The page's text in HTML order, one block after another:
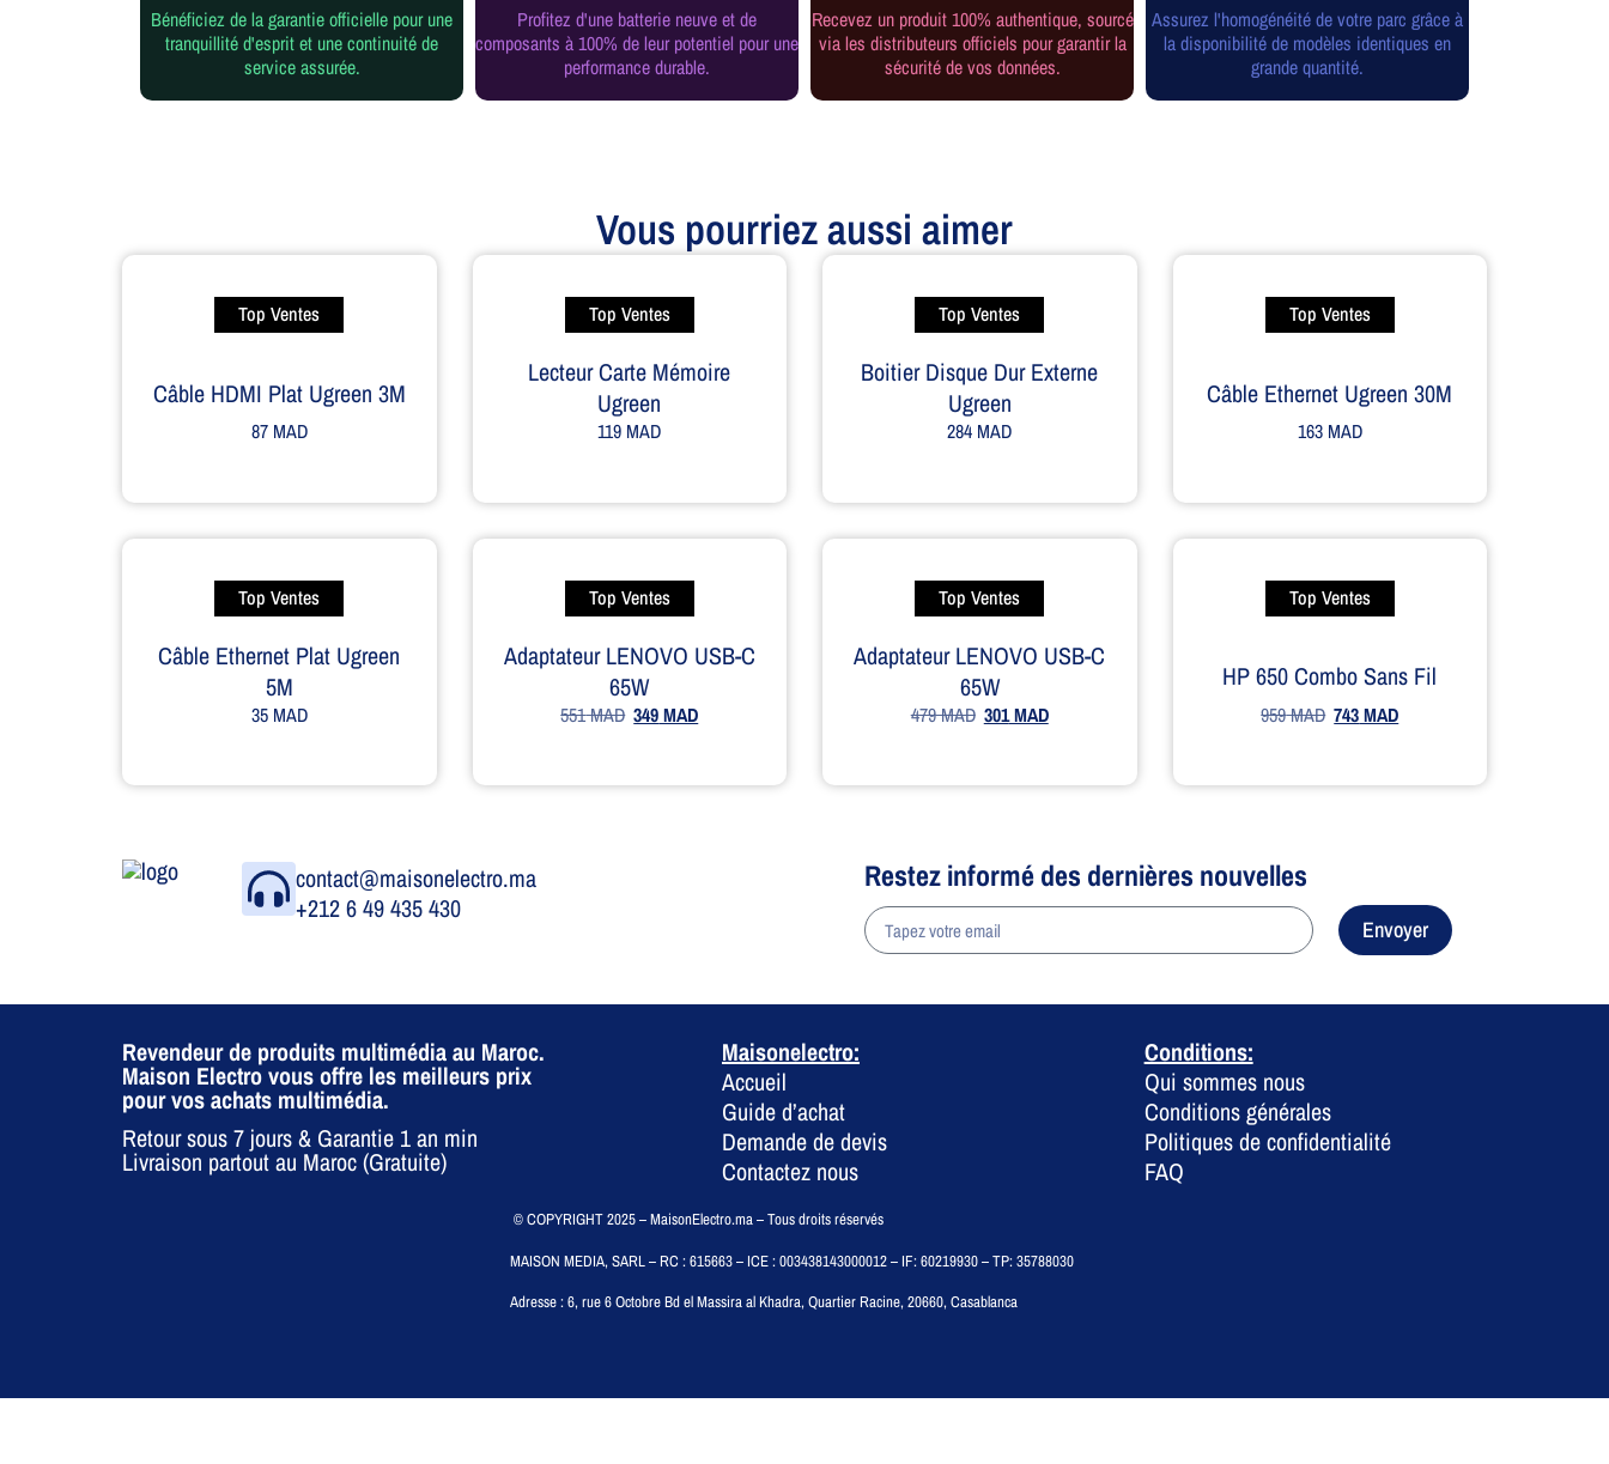
Bénéficiez de la garantie officielle pour une
tranquillité d'esprit et une continuité de
service assurée.
Profitez d'une batterie neuve et de
composants à 100% de leur potentiel pour une
performance durable.
Recevez un produit 100% authentique, sourcé
via les distributeurs officiels pour garantir la
sécurité de vos données.
Assurez l'homogénéité de votre parc grâce à
la disponibilité de modèles identiques en
grande quantité.
Vous pourriez aussi aimer
Top Ventes
Câble HDMI Plat Ugreen 3M
87MAD
Top Ventes
Lecteur Carte Mémoire
Ugreen
119 MAD
Top Ventes
Boitier Disque Dur Externe
Ugreen
284 MAD
Top Ventes
Câble Ethernet Ugreen 30M
163MAD
Top Ventes
Câble Ethernet Plat Ugreen
5M
35MAD
Top Ventes
Adaptateur LENOVO USB-C
65W
551MAD 349MAD
Top Ventes
Adaptateur LENOVO USB-C
65W
479MAD 301MAD
Top Ventes
HP 650 Combo Sans Fil
959MAD 743MAD
contact@maisonelectro.ma
+212 6 49 435 430
Restez informé des dernières nouvelles
Envoyer
Revendeur de produits multimédia au Maroc.
Maison Electro vous offre les meilleurs prix
pour vos achats multimédia.
Retour sous 7 jours & Garantie 1 an min
Livraison partout au Maroc (Gratuite)
Maisonelectro:
Accueil
Guide d’achat
Demande de devis
Contactez nous
Conditions:
Qui sommes nous
Conditions générales
Politiques de confidentialité
FAQ
© COPYRIGHT 2025 – MaisonElectro.ma – Tous droits réservés
MAISON MEDIA, SARL – RC : 615663 – ICE : 003438143000012 – IF: 60219930 – TP: 35788030
Adresse :6, rue 6 Octobre Bd el Massira al Khadra, Quartier Racine, 20660, Casablanca